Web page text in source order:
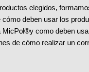
elegidos,
deben usar los
como deben
de cómo realizar un